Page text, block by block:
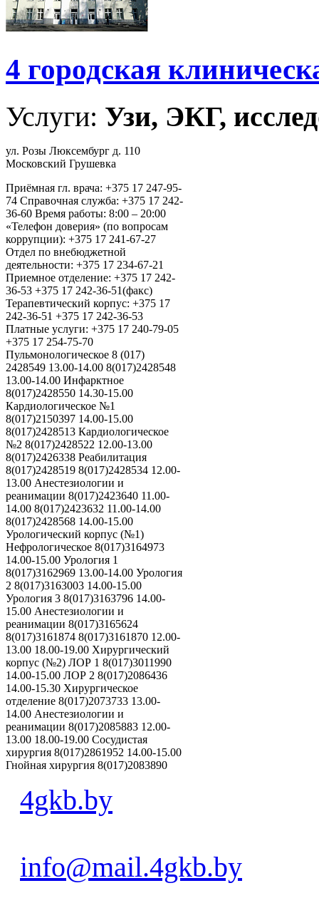
4 городская
Услуги: Узи, ЭКГ,
ул. Розы Люксембург д. 110
Московский Грушевка
Приёмная гл. врача: +375 17 247-95-
74 Справочная служба: +375 17 242-
36-60 Время работы: 8:00 – 20:00
«Телефон доверия» (по вопросам
коррупции): +375 17 241-67-27
Отдел по внебюджетной
деятельности: +375 17 234-67-21
Приемное отделение: +375 17 242-
36-53 +375 17 242-36-51(факс)
Терапевтический корпус: +375 17
242-36-51 +375 17 242-36-53
Платные услуги: +375 17 240-79-05
+375 17 254-75-70
Пульмонологическое 8 (017)
2428549 13.00-14.00 8(017)2428548
13.00-14.00 Инфарктное
8(017)2428550 14.30-15.00
Кардиологическое №1
8(017)2150397 14.00-15.00
8(017)2428513 Кардиологическое
№2 8(017)2428522 12.00-13.00
8(017)2426338 Реабилитация
8(017)2428519 8(017)2428534 12.00-
13.00 Анестезиологии и
реанимации 8(017)2423640 11.00-
14.00 8(017)2423632 11.00-14.00
8(017)2428568 14.00-15.00
Урологический корпус (№1)
Нефрологическое 8(017)3164973
14.00-15.00 Урология 1
8(017)3162969 13.00-14.00 Урология
2 8(017)3163003 14.00-15.00
Урология 3 8(017)3163796 14.00-
15.00 Анестезиологии и
реанимации 8(017)3165624
8(017)3161874 8(017)3161870 12.00-
13.00 18.00-19.00 Хирургический
корпус (№2) ЛОР 1 8(017)3011990
14.00-15.00 ЛОР 2 8(017)2086436
14.00-15.30 Хирургическое
отделение 8(017)2073733 13.00-
14.00 Анестезиологии и
реанимации 8(017)2085883 12.00-
13.00 18.00-19.00 Сосудистая
хирургия 8(017)2861952 14.00-15.00
Гнойная хирургия 8(017)2083890
4gkb.by
info@mail.4gkb.by